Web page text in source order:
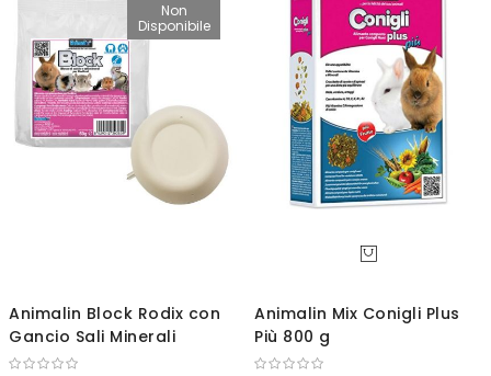
Non
Disponibile
Animalin Block Rodix con
Gancio Sali Minerali
Animalin Mix Conigli Plus
Più 800 g